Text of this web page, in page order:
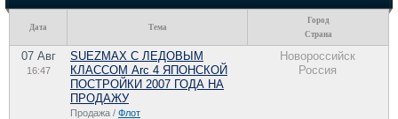
Дата Тема
Город
Страна
07 Авг
16:47
SUEZMAX С ЛЕДОВЫМ
КЛАССОМ Arc 4 ЯПОНСКОЙ
ПОСТРОЙКИ 2007 ГОДА НА
ПРОДАЖУ
Продажа / Флот
Новороссийск
Россия